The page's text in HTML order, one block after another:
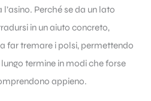
Perché se da un lato
in un aiuto concreto,
far tremare i polsi, permettendo
termine in modi che forse
appieno.